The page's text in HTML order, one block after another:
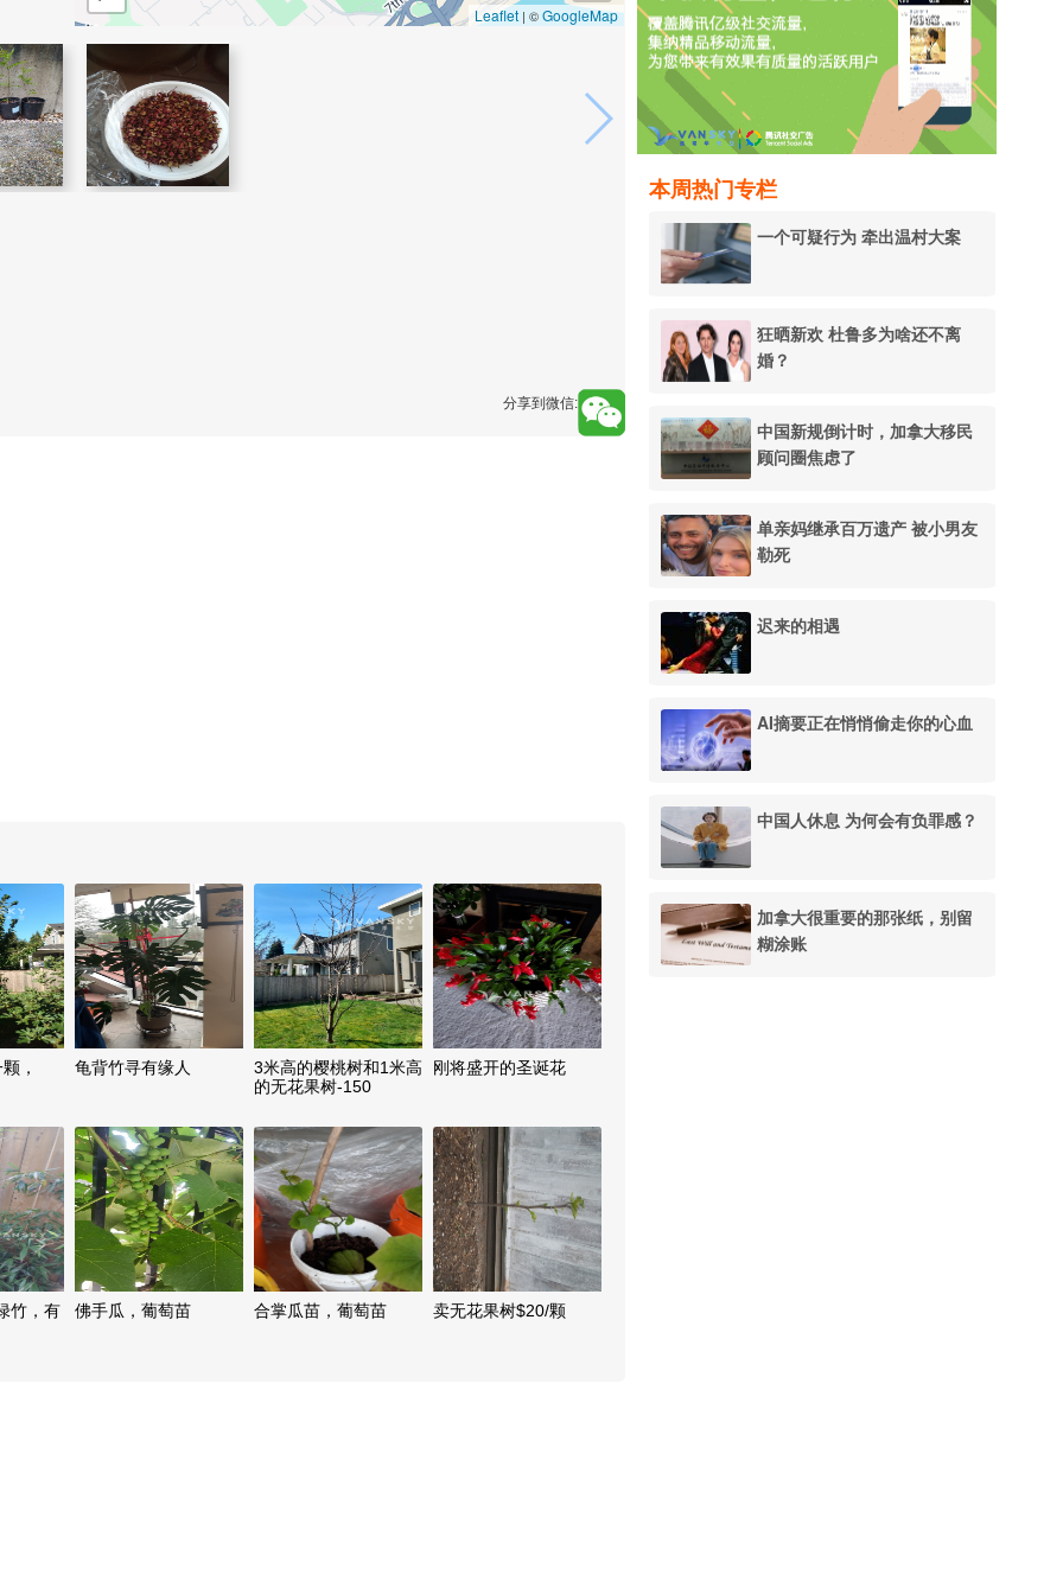
本周热门专栏
一个可疑行为 牵出温村大案
狂晒新欢 杜鲁多为啥还不离
婚？
中国新规倒计时，加拿大移民
顾问圈焦虑了
单亲妈继承百万遗产 被小男友
勒死
迟来的相遇
AI摘要正在悄悄偷走你的心血
中国人休息 为何会有负罪感？
加拿大很重要的那张纸，别留
糊涂账
Leaflet | ©GoogleMap
分享到微信:
， 龟背竹寻有缘人
3米高的樱桃树和1米高
的无花果树-150
刚将盛开的圣诞花
竹，有 佛手瓜，葡萄苗 合掌瓜苗，葡萄苗 卖无花果树$20/颗